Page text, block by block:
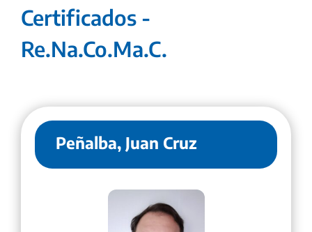
Certificados -
Re.Na.Co.Ma.C.
Peñalba, Juan Cruz